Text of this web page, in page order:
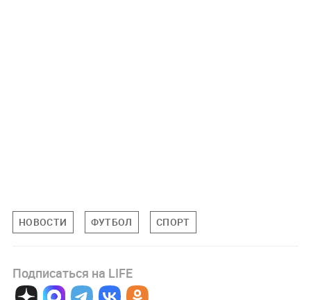
НОВОСТИ ФУТБОЛ СПОРТ
Подписаться на LIFE